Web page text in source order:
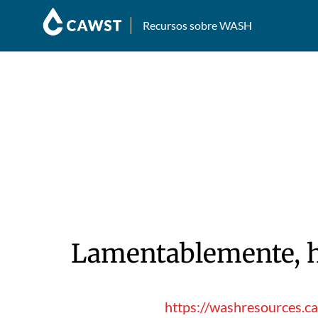
Recursos sobre WASH
Lamentablemente,
https://